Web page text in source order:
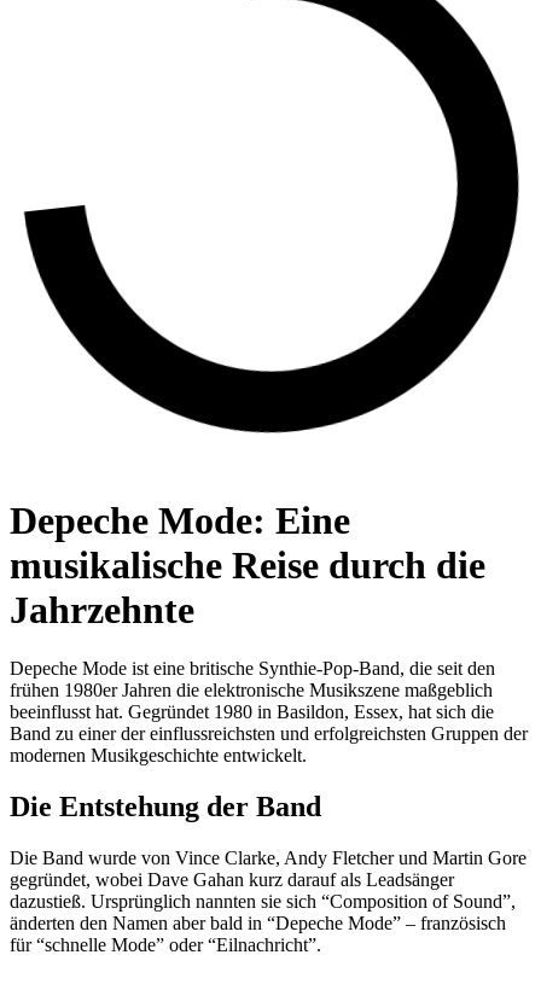
Depeche Mode: Eine
musikalische Reise durch die
Jahrzehnte
Depeche Mode ist eine britische Synthie-Pop-Band, die seit den
frühen 1980er Jahren die elektronische Musikszene maßgeblich
beeinflusst hat. Gegründet 1980 in Basildon, Essex, hat sich die
Band zu einer der einflussreichsten und erfolgreichsten Gruppen der
modernen Musikgeschichte entwickelt.
Die Entstehung der Band
Die Band wurde von Vince Clarke, Andy Fletcher und Martin Gore
gegründet, wobei Dave Gahan kurz darauf als Leadsänger
dazustieß. Ursprünglich nannten sie sich “Composition of Sound”,
änderten den Namen aber bald in “Depeche Mode” – französisch
für “schnelle Mode” oder “Eilnachricht”.